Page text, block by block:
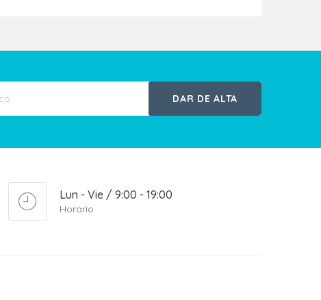
DAR DE ALTA
Lun - Vie / 9:00 - 19:00
Horario